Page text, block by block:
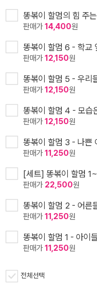
똥볶이 할멈의 힘 주
판매가14,400원
똥볶이 할멈 6 - 학교
판매가12,150원
똥볶이 할멈 5 - 우리
판매가12,150원
똥볶이 할멈 4 - 모습
판매가12,150원
똥볶이 할멈 3 - 나쁜
판매가11,250원
[세트] 똥볶이 할멈
판매가 22,500원
똥볶이 할멈 2 - 어른
판매가11,250원
똥볶이 할멈 1 - 아이
판매가11,250원
전체선택